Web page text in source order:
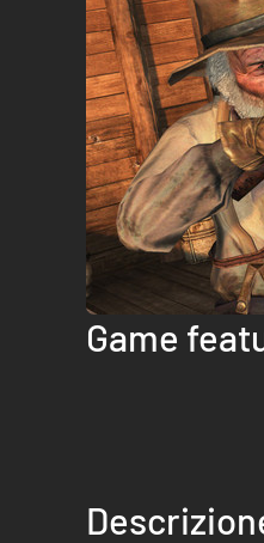
Game